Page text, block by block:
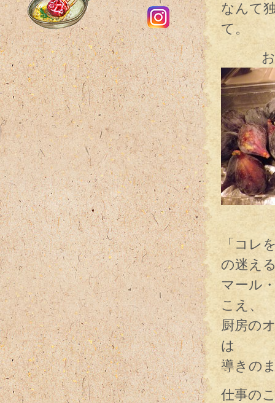
なんて
て。
おや
今
「コレ
の迷え
マール
こえ、
厨房の
は
導きの
仕事の